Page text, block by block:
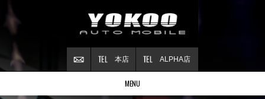
ALPHA店
本店
MENU